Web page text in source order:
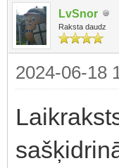
LvSnor
Raksta daudz
2024-06-18